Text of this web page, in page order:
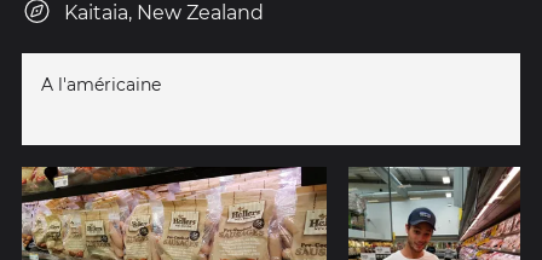
Kaitaia, New Zealand
A l'américaine